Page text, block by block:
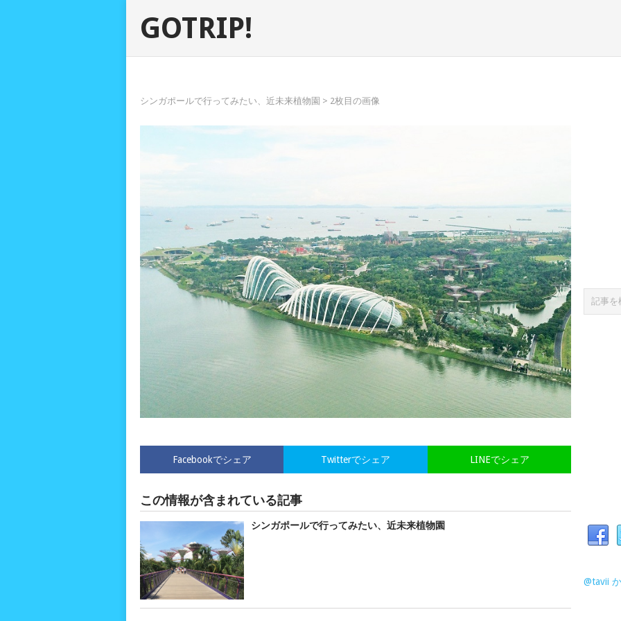
GOTRIP!
シンガポールで行ってみたい、近未来植物園 > 2枚目の画像
Facebookでシェア LINEでシェア
Twitterでシェア
この情報が含まれている記事
シンガポールで行ってみたい、近未来植物園
@tavii